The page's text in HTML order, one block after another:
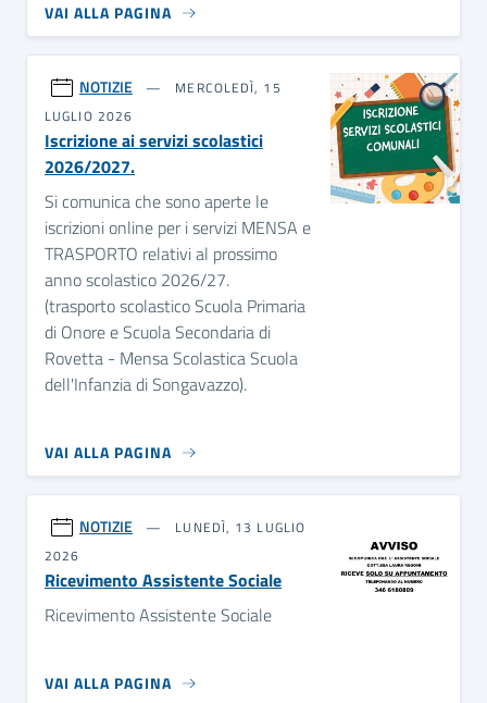
VAI ALLA PAGINA
NOTIZIE
MERCOLEDÌ, 15
LUGLIO 2026
Iscrizione ai servizi scolastici
2026/2027.
Si comunica che sono aperte le
iscrizioni online per i servizi MENSA e
TRASPORTO relativi al prossimo
anno scolastico 2026/27.
(trasporto scolastico Scuola Primaria
di Onore e Scuola Secondaria di
Rovetta - Mensa Scolastica Scuola
dell'Infanzia di Songavazzo).
VAI ALLA PAGINA
NOTIZIE
LUNEDÌ, 13 LUGLIO
2026
Ricevimento Assistente Sociale
Ricevimento Assistente Sociale
VAI ALLA PAGINA